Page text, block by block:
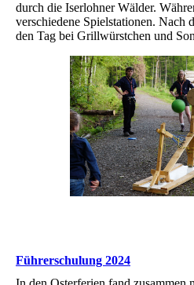
durch die Iserlohner Wälder.
verschiedene Spielstationen. Nach
den Tag bei Grillwürstchen und
Führerschulung 2024